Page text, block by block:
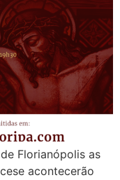
Florianópolis as
acontecerão